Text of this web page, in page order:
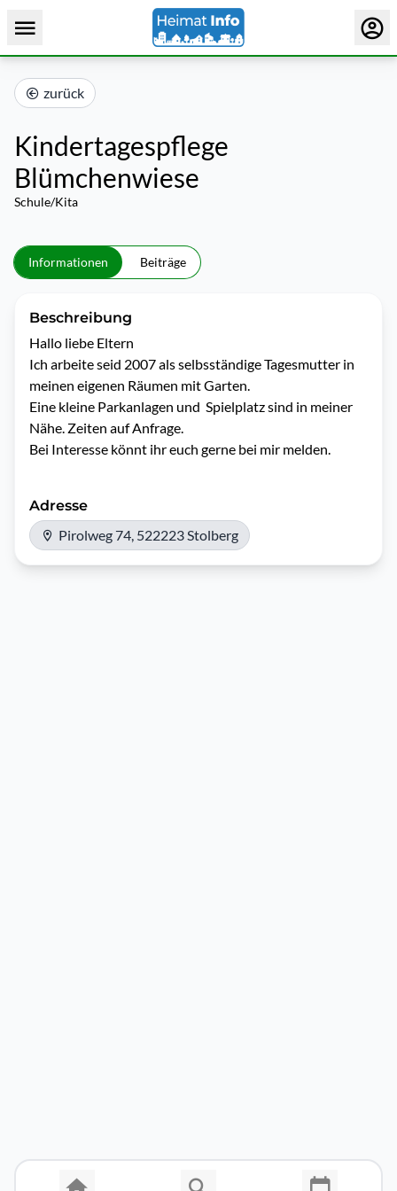
zurück
Kindertagespflege
Blümchenwiese
Schule/Kita
Informationen Beiträge
Beschreibung
Hallo liebe Eltern
Ich arbeite seid 2007 als selbsständige Tagesmutter in
meinen eigenen Räumen mit Garten.
Eine kleine Parkanlagen und  Spielplatz sind in meiner
Nähe. Zeiten auf Anfrage.
Bei Interesse könnt ihr euch gerne bei mir melden.
Adresse
Pirolweg 74, 522223 Stolberg